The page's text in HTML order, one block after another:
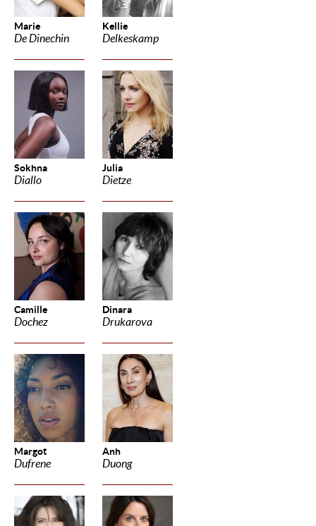
Marie
De Dinechin
Kellie
Delkeskamp
Sokhna
Diallo
Julia
Dietze
Camille
Dochez
Dinara
Drukarova
Margot
Dufrene
Anh
Duong